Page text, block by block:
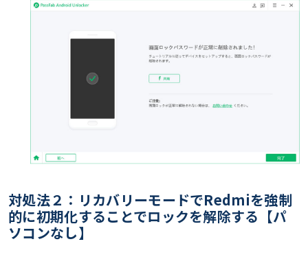
対処法２：リカバリーモードでRedmiを強制
的に初期化することでロックを解除する【パ
ソコンなし】